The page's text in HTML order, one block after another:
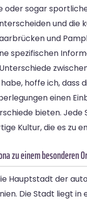
oder sogar
und die
und
spezifischen
hoffe ich, dass
einen
bieten. Jede
Kultur, die es zu
zu einem besonderen
Hauptstadt der
Die Stadt liegt in